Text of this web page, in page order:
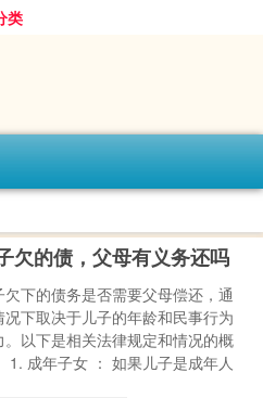
类
欠的债，父母有义务还吗
欠下的债务是否需要父母偿还，通
况下取决于儿子的年龄和民事行为
。以下是相关法律规定和情况的概
1. 成年子女 ： 如果儿子是成年人